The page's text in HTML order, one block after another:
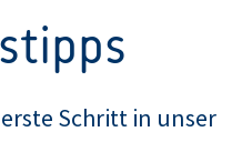
Schritt in unser